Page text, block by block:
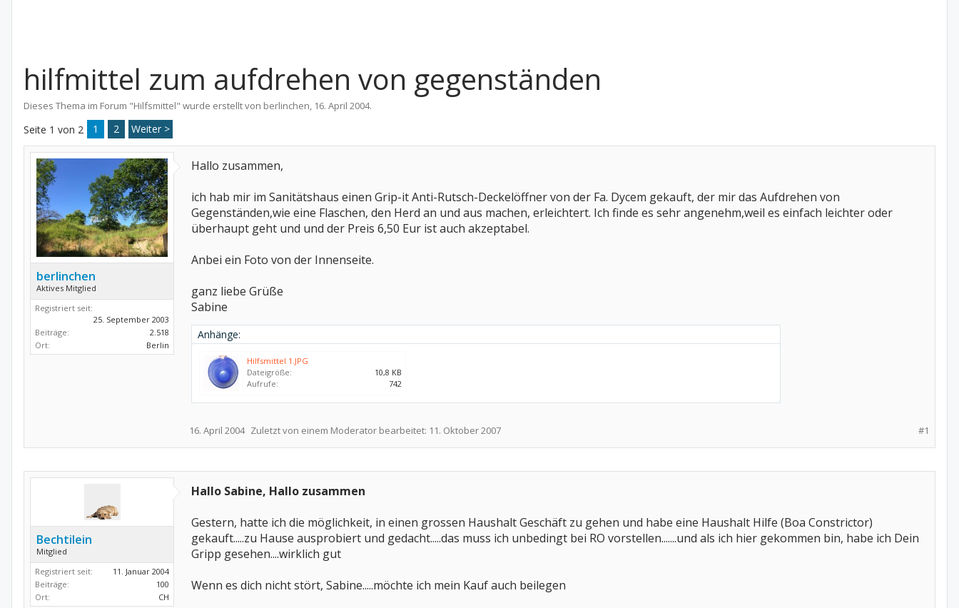
hilfmittel zum aufdrehen von gegenständen
Dieses Thema im Forum "Hilfsmittel" wurde erstellt von berlinchen, 16. April 2004.
Seite 1 von 2 1 2 Weiter >
berlinchen
Aktives Mitglied
Registriert seit:
25. September 2003
Beiträge:
2.518
Ort:
Berlin
Hallo zusammen,
ich hab mir im Sanitätshaus einen Grip-it Anti-Rutsch-Deckelöffner von der Fa. Dycem gekauft, der mir das Aufdrehen von
Gegenständen,wie eine Flaschen, den Herd an und aus machen, erleichtert. Ich finde es sehr angenehm,weil es einfach leichter oder
überhaupt geht und und der Preis 6,50 Eur ist auch akzeptabel.
Anbei ein Foto von der Innenseite.
ganz liebe Grüße
Sabine
Anhänge:
Hilfsmittel 1.JPG
Dateigröße:
10,8 KB
Aufrufe:
742
#1
16. April 2004 Zuletzt von einem Moderator bearbeitet: 11. Oktober 2007
Bechtilein
Mitglied
Registriert seit:
11. Januar 2004
Beiträge:
100
Ort:
CH
Hallo Sabine, Hallo zusammen
Gestern, hatte ich die möglichkeit, in einen grossen Haushalt Geschäft zu gehen und habe eine Haushalt Hilfe (Boa Constrictor)
gekauft.....zu Hause ausprobiert und gedacht.....das muss ich unbedingt bei RO vorstellen.......und als ich hier gekommen bin, habe ich Dein
Gripp gesehen....wirklich gut
Wenn es dich nicht stört, Sabine.....möchte ich mein Kauf auch beilegen